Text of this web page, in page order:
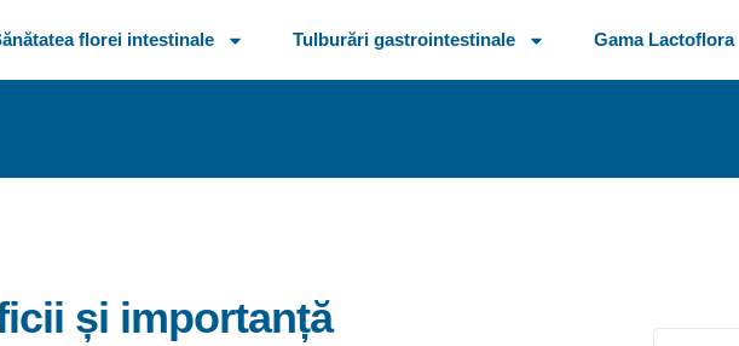
florei intestinale Tulburări gastrointestinale Gama Lactoflora
și importanță